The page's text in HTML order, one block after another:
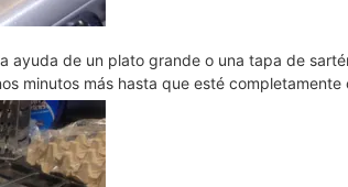
ayuda de un plato grande o una tapa de
minutos más hasta que esté completamente